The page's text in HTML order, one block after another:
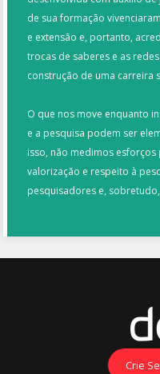
de sua formação
e extensão e, portanto,
trocas de saberes e as
construção de uma carreira
O que nos move enquanto
e a pesquisa podem ser
isso, não medimos
valorização e respeito à
pesquisadores e,
Crie